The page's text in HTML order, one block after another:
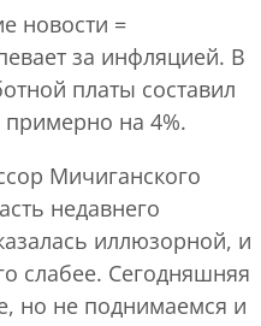
новости =
за инфляцией. В
платы составил
на 4%.
Мичиганского
недавнего
иллюзорной, и
слабее. Сегодняшняя
но не поднимаемся и